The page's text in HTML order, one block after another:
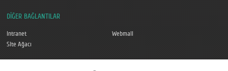
DİĞER BAĞLANTILAR
Intranet
Webmail
Site Ağacı